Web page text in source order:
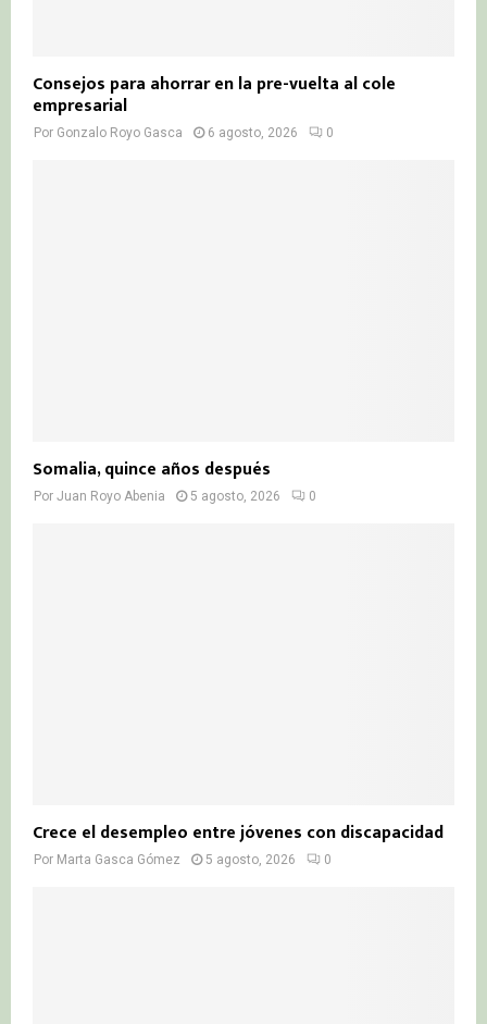
Consejos para ahorrar en la pre-vuelta al cole
empresarial
Por Gonzalo Royo Gasca 6 agosto, 2026 0
Somalia, quince años después
Por Juan Royo Abenia 5 agosto, 2026 0
Crece el desempleo entre jóvenes con discapacidad
Por Marta Gasca Gómez 5 agosto, 2026 0